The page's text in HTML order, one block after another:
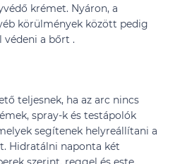
krémet. Nyáron, a
körülmények között pedig
védeni a bőrt .
teljesnek, ha az arc nincs
spray-k és testápolók
segítenek helyreállítani a
Hidratálni naponta két